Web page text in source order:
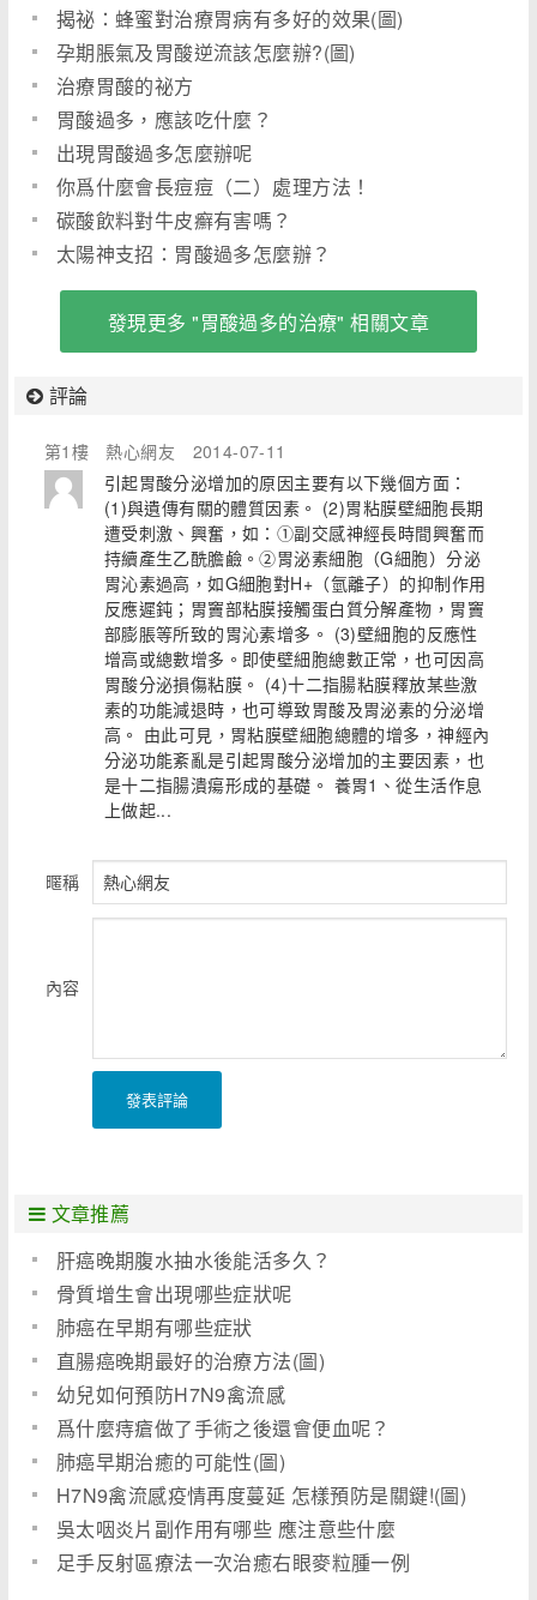
揭祕：蜂蜜對治療胃病有多好的效果(圖)
孕期脹氣及胃酸逆流該怎麼辦?(圖)
治療胃酸的祕方
胃酸過多，應該吃什麼？
出現胃酸過多怎麼辦呢
你爲什麼會長痘痘（二）處理方法！
碳酸飲料對牛皮癬有害嗎？
太陽神支招：胃酸過多怎麼辦？
發現更多 "胃酸過多的治療" 相關文章
評論
第1樓 熱心網友
2014-07-11
引起胃酸分泌增加的原因主要有以下幾個方面：
(1)與遺傳有關的體質因素。 (2)胃粘膜壁細胞長期
遭受刺激、興奮，如：①副交感神經長時間興奮而
持續產生乙酰膽鹼。②胃泌素細胞（G細胞）分泌
胃沁素過高，如G細胞對H+（氫離子）的抑制作用
反應遲鈍；胃竇部粘膜接觸蛋白質分解產物，胃竇
部膨脹等所致的胃沁素增多。 (3)壁細胞的反應性
增高或總數增多。即使壁細胞總數正常，也可因高
胃酸分泌損傷粘膜。 (4)十二指腸粘膜釋放某些激
素的功能減退時，也可導致胃酸及胃泌素的分泌增
高。 由此可見，胃粘膜壁細胞總體的增多，神經內
分泌功能紊亂是引起胃酸分泌增加的主要因素，也
是十二指腸潰瘍形成的基礎。 養胃1、從生活作息
上做起...
暱稱
內容
發表評論
文章推薦
肝癌晚期腹水抽水後能活多久？
骨質增生會出現哪些症狀呢
肺癌在早期有哪些症狀
直腸癌晚期最好的治療方法(圖)
幼兒如何預防H7N9禽流感
爲什麼痔瘡做了手術之後還會便血呢？
肺癌早期治癒的可能性(圖)
H7N9禽流感疫情再度蔓延 怎樣預防是關鍵!(圖)
吳太咽炎片副作用有哪些 應注意些什麼
足手反射區療法一次治癒右眼麥粒腫一例